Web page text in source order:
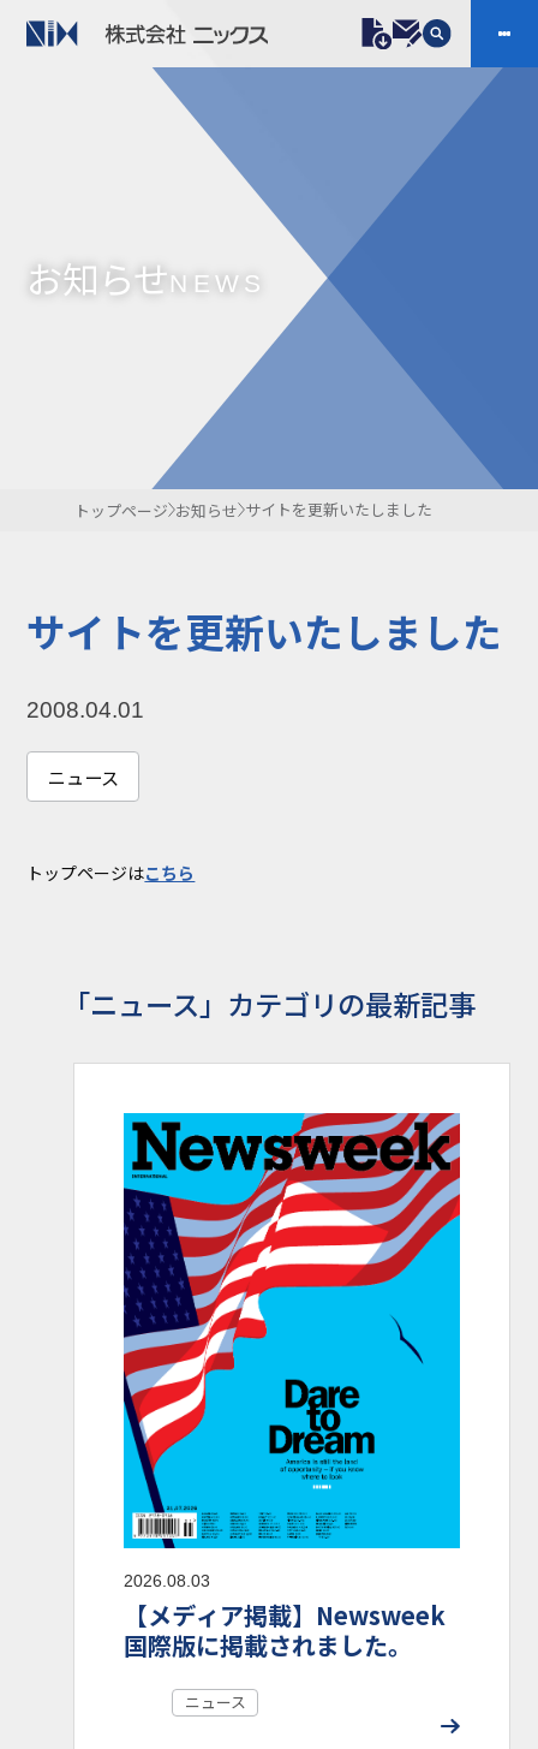
プラスチックファスナー 機構部品
ケーブルマーカー
樹脂継手、配管施工
防虫忌避製品ARINIX
プリント基板実装関連
会社案内
IR
お問い合わせ 開発・導入実績
よくあるご質問
NIXのサスティナ
環境負荷物質調
お知らせNEWS
トップページ お知らせ サイトを更新いたしました
サイトを更新いたしました
2008.04.01
ニュース
トップページはこちら
「ニュース」カテゴリの最新記事
2026.08.03
【メディア掲載】Newsweek
国際版に掲載されました。
ニュース